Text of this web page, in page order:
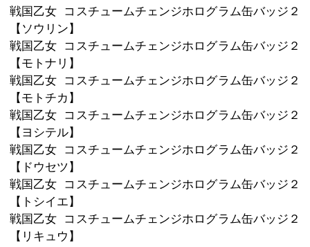
スタンドパーツが付いているので、
飾って楽しめます♪
戦国乙女 コスチュームチェンジホロ
【コンプリートセット】
■単体の乙女武将たちはこちら↓
戦国乙女 コスチュームチェンジホロ
【ヒデヨシ】